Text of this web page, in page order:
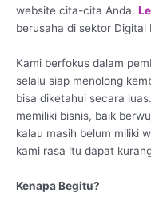
website cita-cita Anda.
berusaha di sektor Digital
Kami berfokus dalam
selalu siap menolong
bisa diketahui secara
memiliki bisnis, baik
kalau masih belum miliki
kami rasa itu dapat
Kenapa Begitu?